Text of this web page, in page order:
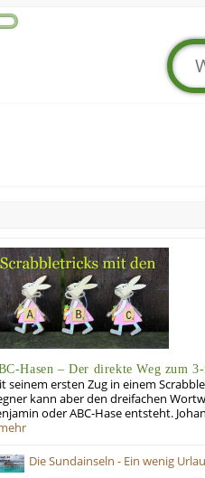
Hasen – Der direkte Weg zum
seinem ersten Zug in einem
kann aber den dreifachen
oder ABC-Hase entsteht.
Die Sundainseln - Ein wenig